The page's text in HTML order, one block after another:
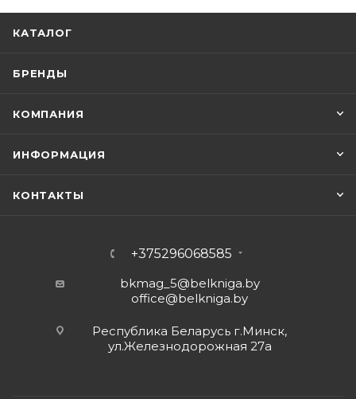
КАТАЛОГ
БРЕНДЫ
КОМПАНИЯ
ИНФОРМАЦИЯ
КОНТАКТЫ
+375296068585
bkmag_5@belkniga.by
office@belkniga.by
Республика Беларусь г.Минск,
ул.Железнодорожная 27а